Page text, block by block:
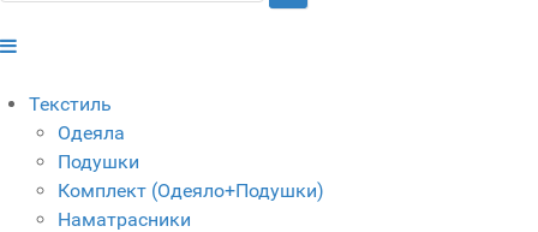
Текстиль
Одеяла
Подушки
Комплект (Одеяло+Подушки)
Наматрасники